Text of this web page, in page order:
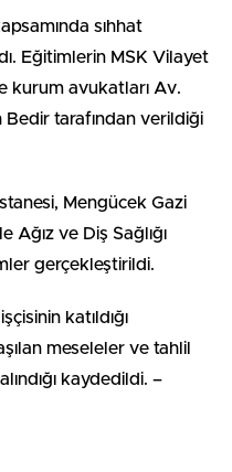
sıhhat
Eğitimlerin MSK Vilayet
kurum avukatları Av.
tarafından verildiği
Mengücek Gazi
Ağız ve Diş Sağlığı
gerçekleştirildi.
katıldığı
meseleler ve tahlil
kaydedildi. –